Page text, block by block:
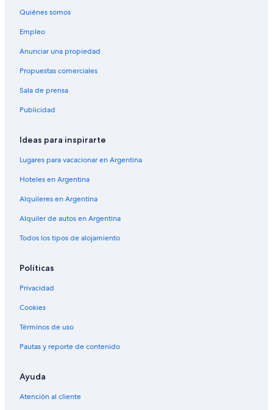
Quiénes somos
Empleo
Anunciar una propiedad
Propuestas comerciales
Sala de prensa
Publicidad
Ideas para inspirarte
Lugares para vacacionar en Argentina
Hoteles en Argentina
Alquileres en Argentina
Alquiler de autos en Argentina
Todos los tipos de alojamiento
Políticas
Privacidad
Cookies
Términos de uso
Pautas y reporte de contenido
Ayuda
Atención al cliente